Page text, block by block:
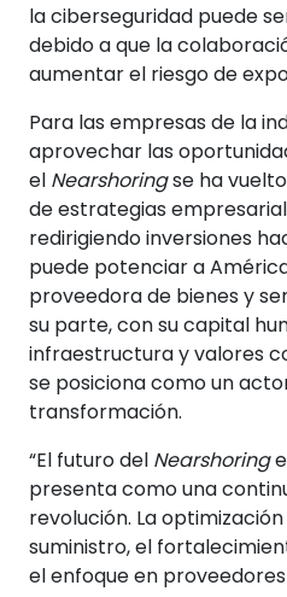
la ciberseguridad puede
debido a que la
aumentar el riesgo de
Para las empresas de la
aprovechar las
el Nearshoringse ha
de estrategias
redirigiendo inversiones
puede potenciar a
proveedora de bienes y
su parte, con su capital
infraestructura y valores
se posiciona como un
transformación.
“El futuro del Nearshoring
presenta como una
revolución. La
suministro, el
el enfoque en